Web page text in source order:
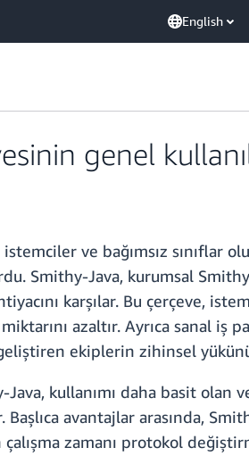
English
genel
ve bağımsız sınıflar
Smithy-Java, kurumsal
karşılar. Bu çerçeve,
azaltır. Ayrıca sanal iş
ekiplerin zihinsel
kullanımı daha basit
avantajlar arasında,
zamanı protokol